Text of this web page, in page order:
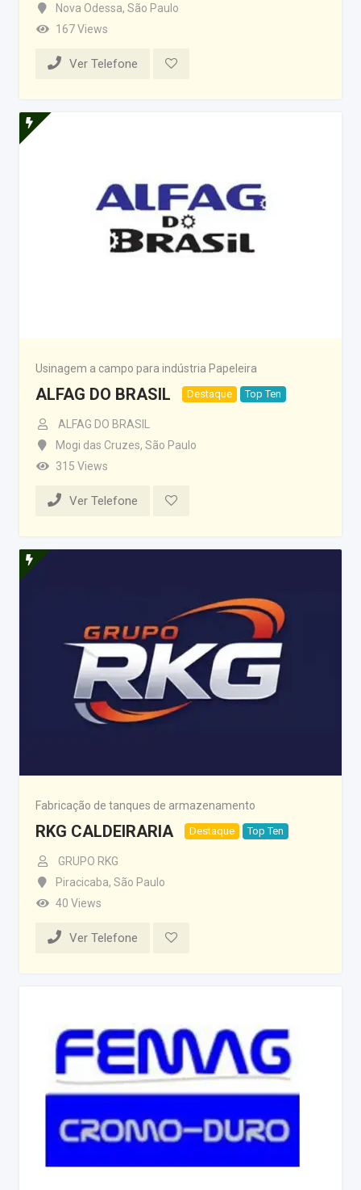
Nova Odessa, São Paulo
167 Views
Ver Telefone
Usinagem a campo para indústria Papeleira
ALFAG DO BRASIL Destaque Top Ten
ALFAG DO BRASIL
Mogi das Cruzes, São Paulo
315 Views
Ver Telefone
Fabricação de tanques de armazenamento
RKG CALDEIRARIA Destaque Top Ten
GRUPO RKG
Piracicaba, São Paulo
40 Views
Ver Telefone